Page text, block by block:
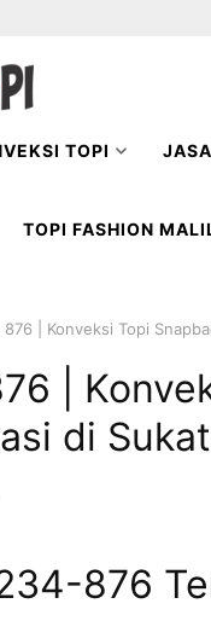
TOPI
TOPI FASHION
| Konveksi Topi
|
di
876